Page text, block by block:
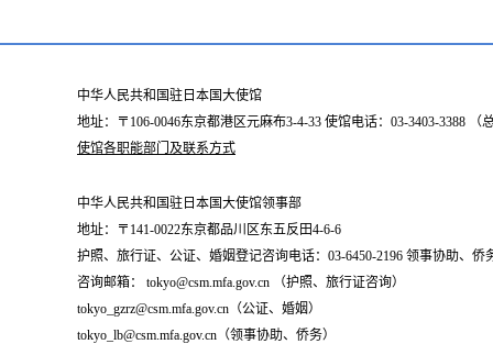
中华人民共和国驻日本国大使馆
地址：〒106-0046东京都港区元麻布3-4-33 使馆电话：03-3403-3388 （
使馆各职能部门及联系方式
中华人民共和国驻日本国大使馆领事部
地址：〒141-0022东京都品川区东五反田4-6-6
护照、旅行证、公证、婚姻登记咨询电话：03-6450-2196 领事协助、侨
咨询邮箱： tokyo@csm.mfa.gov.cn （护照、旅行证咨询）
tokyo_gzrz@csm.mfa.gov.cn（公证、婚姻）
tokyo_lb@csm.mfa.gov.cn（领事协助、侨务）